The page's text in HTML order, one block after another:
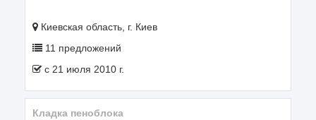
Киевская область, г. Киев
11 предложений
c 21 июля 2010 г.
кладка пеноблока